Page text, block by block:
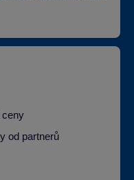
ceny
od partnerů